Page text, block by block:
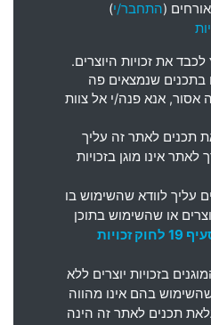
(התחבר/י)
את זכויות היוצרים.
בתכנים שנמצאים פה
אסור, אנא פנה/י אל צוות
תכנים לאתר זה עליך
אינו מוגן בזכויות
עליך לוודא שהשימוש בו
או שהשימוש בתוכן
לסעיף 19 לחוק זכויות
בזכויות יוצרים ללא
בהם אינו מהווה
תכנים לאתר זה הינה